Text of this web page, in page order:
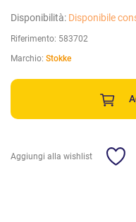
Disponibilità: Disponibile
Riferimento: 583702
Marchio: Stokke
Aggiungi alla wishlist